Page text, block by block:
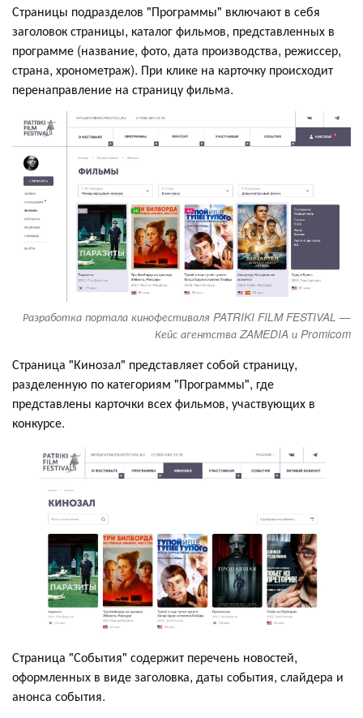
Страницы подразделов "Программы" включают в себя
заголовок страницы, каталог фильмов, представленных в
программе (название, фото, дата производства, режиссер,
страна, хронометраж). При клике на карточку происходит
перенаправление на страницу фильма.
Разработка портала кинофестиваля PATRIKI FILM FESTIVAL —
Кейс агентства ZAMEDIA и Promicom
Страница "Кинозал" представляет собой страницу,
разделенную по категориям "Программы", где
представлены карточки всех фильмов, участвующих в
конкурсе.
Страница "События" содержит перечень новостей,
оформленных в виде заголовка, даты события, слайдера и
анонса события.